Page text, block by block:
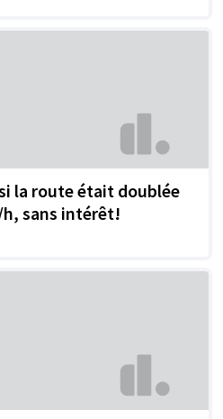
la route était doublée
sans intérêt!